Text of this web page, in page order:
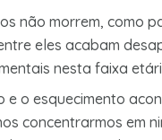
não morrem, como
eles acabam
nesta faixa
e o esquecimento
concentrarmos em